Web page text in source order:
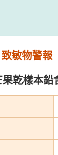
敏物警報
乾樣本鉛